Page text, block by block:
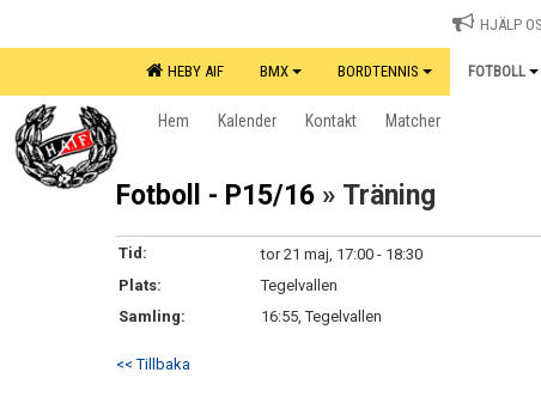
HJÄLP
HEBY AIF BMX BORDTENNIS FOTBOLL
Hem Kalender Kontakt Matcher
Fotboll - P15/16 » Träning
Tid:
tor 21 maj, 17:00 - 18:30
Plats:
Tegelvallen
Samling:
16:55, Tegelvallen
<< Tillbaka